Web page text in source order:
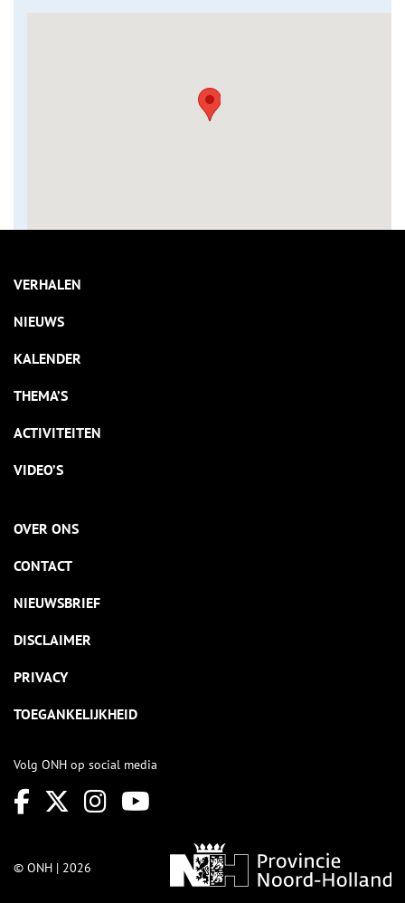
VERHALEN
NIEUWS
KALENDER
THEMA’S
ACTIVITEITEN
VIDEO’S
OVER ONS
CONTACT
NIEUWSBRIEF
DISCLAIMER
PRIVACY
TOEGANKELIJKHEID
Volg ONH op social media
© ONH | 2026